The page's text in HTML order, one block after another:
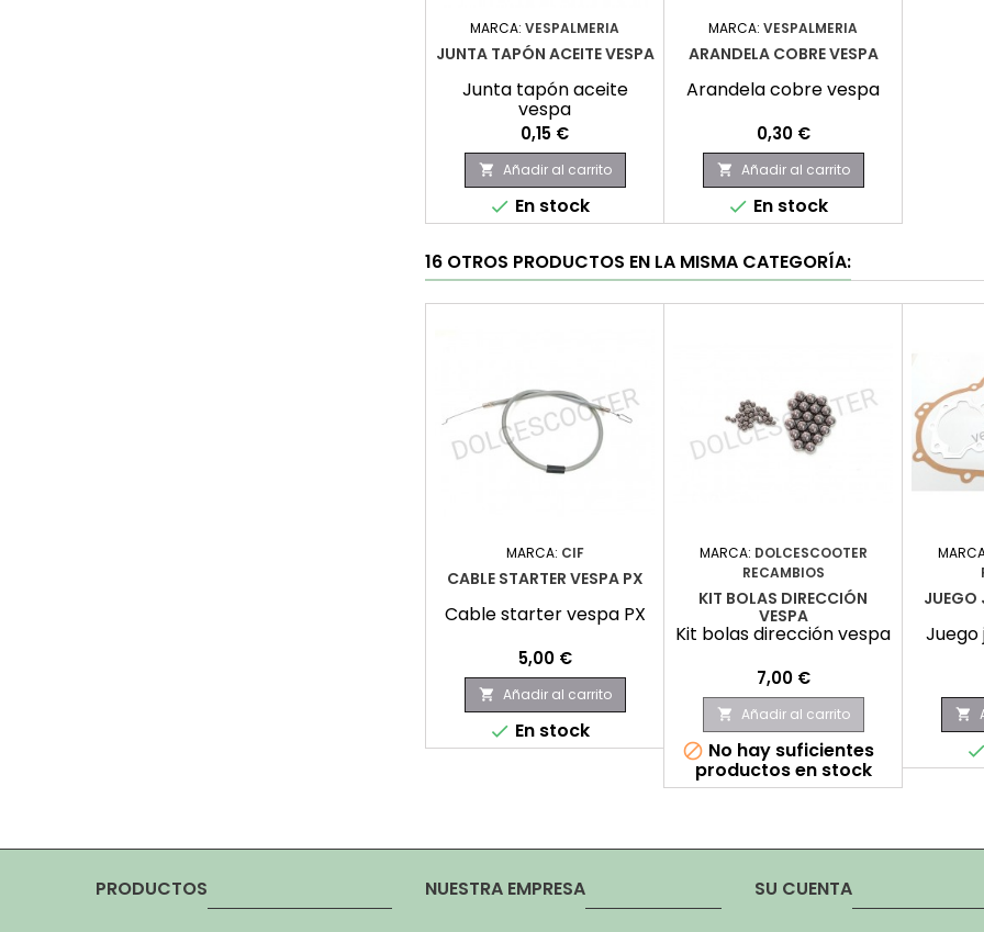
MARCA: VESPALMERIA
JUNTA TAPÓN ACEITE VESPA
Junta tapón aceite
vespa
Precio
0,15 €
 Añadir al carrito
 En stock
MARCA: VESPALMERIA
ARANDELA COBRE VESPA
Arandela cobre vespa
Precio
0,30 €
 Añadir al carrito
 En stock
16 OTROS PRODUCTOS EN LA MISMA CATEGORÍA:
MARCA: CIF
CABLE STARTER VESPA PX
Cable starter vespa PX
Precio
5,00 €
 Añadir al carrito
 En stock
MARCA: DOLCESCOOTER
RECAMBIOS
KIT BOLAS DIRECCIÓN
VESPA
Kit bolas dirección vespa
Precio
7,00 €
 Añadir al carrito
 No hay suficientes
productos en stock
JUEGO
Juego

PRODUCTOS NUESTRA EMPRESA SU CUENTA